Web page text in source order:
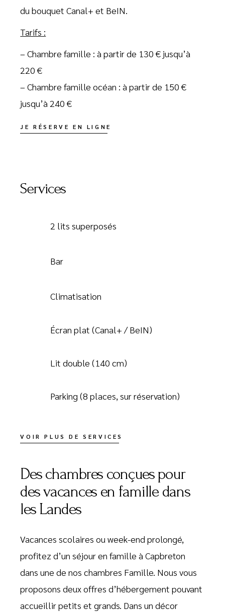
du bouquet Canal+ et BeIN.
Tarifs :
– Chambre famille : à partir de 130 € jusqu’à
220 €
– Chambre famille océan : à partir de 150 €
jusqu’à 240 €
JE RÉSERVE EN LIGNE
Services
2 lits superposés
Bar
Climatisation
Écran plat (Canal+ / BeIN)
Lit double (140 cm)
Parking (8 places, sur réservation)
VOIR PLUS DE SERVICES
Des chambres conçues pour
des vacances en famille dans
les Landes
Vacances scolaires ou week-end prolongé,
profitez d’un séjour en famille à Capbreton
dans une de nos chambres Famille. Nous vous
proposons deux offres d’hébergement pouvant
accueillir petits et grands. Dans un décor